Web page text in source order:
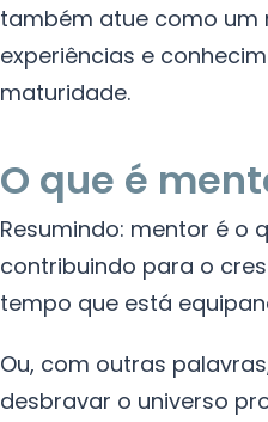
também atue como um
experiências e
maturidade.
O que é
Resumindo: mentor é o
contribuindo para o
tempo que está
Ou, com outras
desbravar o universo